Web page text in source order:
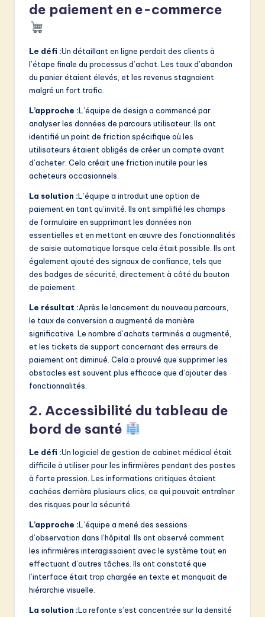
de paiement en e-commerce
Le défi :Un détaillant en ligne perdait des clients à
l’étape finale du processus d’achat. Les taux d’abandon
du panier étaient élevés, et les revenus stagnaient
malgré un fort trafic.
L’approche :L’équipe de design a commencé par
analyser les données de parcours utilisateur. Ils ont
identifié un point de friction spécifique où les
utilisateurs étaient obligés de créer un compte avant
d’acheter. Cela créait une friction inutile pour les
acheteurs occasionnels.
La solution :L’équipe a introduit une option de
paiement en tant qu’invité. Ils ont simplifié les champs
de formulaire en supprimant les données non
essentielles et en mettant en œuvre des fonctionnalités
de saisie automatique lorsque cela était possible. Ils ont
également ajouté des signaux de confiance, tels que
des badges de sécurité, directement à côté du bouton
de paiement.
Le résultat :Après le lancement du nouveau parcours,
le taux de conversion a augmenté de manière
significative. Le nombre d’achats terminés a augmenté,
et les tickets de support concernant des erreurs de
paiement ont diminué. Cela a prouvé que supprimer les
obstacles est souvent plus efficace que d’ajouter des
fonctionnalités.
2. Accessibilité du tableau de
bord de santé
Le défi :Un logiciel de gestion de cabinet médical était
difficile à utiliser pour les infirmières pendant des postes
à forte pression. Les informations critiques étaient
cachées derrière plusieurs clics, ce qui pouvait entraîner
des risques pour la sécurité.
L’approche :L’équipe a mené des sessions
d’observation dans l’hôpital. Ils ont observé comment
les infirmières interagissaient avec le système tout en
effectuant d’autres tâches. Ils ont constaté que
l’interface était trop chargée en texte et manquait de
hiérarchie visuelle.
La solution :La refonte s’est concentrée sur la densité